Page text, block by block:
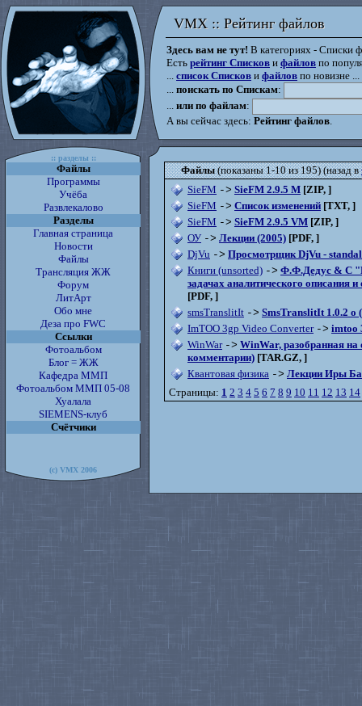
VMX :: Рейтинг файлов
VMX :: Рейтинг файлов
Здесь вам не тут! В категориях - Списки
Есть рейтинг Списков и файлов по
... список Списков и файлов по новизне ...
поискать по Спискам:
или по файлам:
А вы сейчас здесь: Рейтинг файлов.
:: разделы ::
Файлы(показаны 1-10 из 195) (назад в
SieFM -> SieFM 2.9.5 M [ZIP, ]
SieFM -> Список изменений [TXT, ]
SieFM -> SieFM 2.9.5 VM [ZIP, ]
ОУ -> Лекции (2005) [PDF, ]
DjVu -> Просмотрщик DjVu -
Книги (unsorted) -> Ф.Ф.Дедус & C
задачах аналитического описания
[PDF, ]
smsTranslitIt -> SmsTranslitIt 1.0.2 o
ImTOO 3gp Video Converter -> imtoo
WinWar -> WinWar, разобранная на
комментарии) [TAR.GZ, ]
Квантовая физика -> Лекции Иры
Страницы: 1 2 3 4 5 6 7 8 9 10 11 12 13 14
Файлы
Программы
Учёба
Развлекалово
Разделы
Главная страница
Новости
Файлы
Трансляция ЖЖ
Форум
ЛитАрт
Обо мне
Деза про FWC
Ссылки
Фотоальбом
Блог = ЖЖ
Кафедра ММП
Фотоальбом ММП 05-08
Хуалала
SIEMENS-клуб
Счётчики
(c) VMX 2006